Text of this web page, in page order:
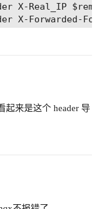
X-Real_IP
X-Forwarded-
access.log;
起来是这个 header 导